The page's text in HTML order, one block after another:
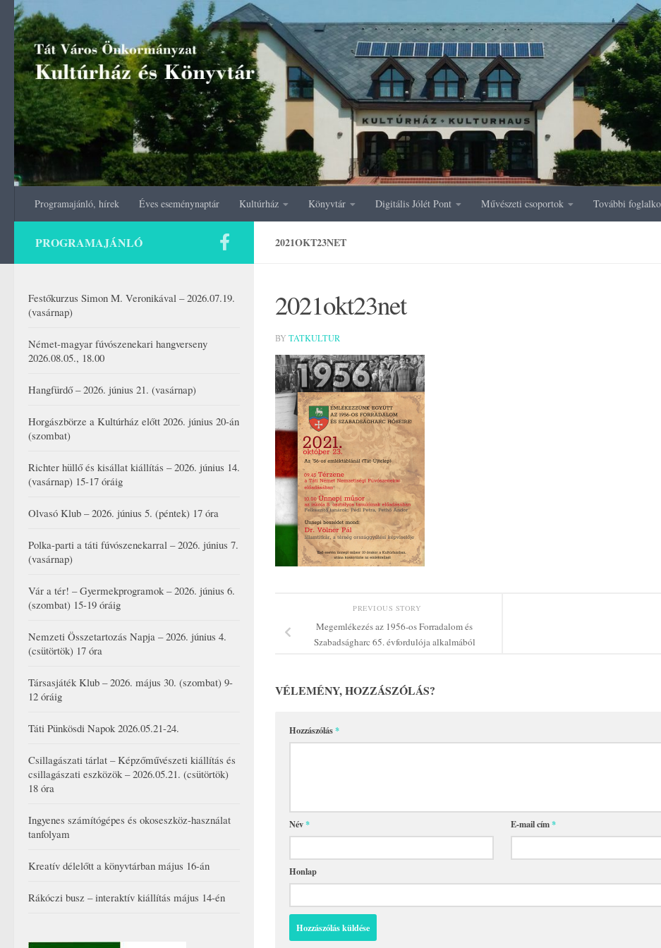
Skip to content
Programajánló, hírek Éves eseménynaptár Kultúrház Könyvtár Digitális Jólét Pont Művészeti csoportok További
2021OKT23NET
2021okt23net
BY TATKULTUR
PREVIOUS STORY
Megemlékezés az 1956-os Forradalom és
Szabadságharc 65. évfordulója alkalmából
VÉLEMÉNY, HOZZÁSZÓLÁS?
Hozzászólás*
Név* E-mail cím*
Honlap
PROGRAMAJÁNLÓ
Festőkurzus Simon M. Veronikával – 2026.07.19.
(vasárnap)
Német-magyar fúvószenekari hangverseny
2026.08.05., 18.00
Hangfürdő – 2026. június 21. (vasárnap)
Horgászbörze a Kultúrház előtt 2026. június 20-án
(szombat)
Richter hüllő és kisállat kiállítás – 2026. június 14.
(vasárnap) 15-17 óráig
Olvasó Klub – 2026. június 5. (péntek) 17 óra
Polka-parti a táti fúvószenekarral – 2026. június 7.
(vasárnap)
Vár a tér! – Gyermekprogramok – 2026. június 6.
(szombat) 15-19 óráig
Nemzeti Összetartozás Napja – 2026. június 4.
(csütörtök) 17 óra
Társasjáték Klub – 2026. május 30. (szombat) 9-
12 óráig
Táti Pünkösdi Napok 2026.05.21-24.
Csillagászati tárlat – Képzőművészeti kiállítás és
csillagászati eszközök – 2026.05.21. (csütörtök)
18 óra
Ingyenes számítógépes és okoseszköz-használat
tanfolyam
Kreatív délelőtt a könyvtárban május 16-án
Rákóczi busz – interaktív kiállítás május 14-én